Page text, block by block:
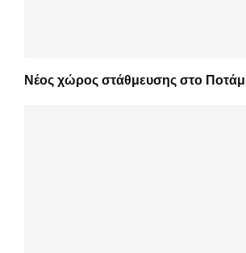
Νέος χώρος στάθμευσης στο